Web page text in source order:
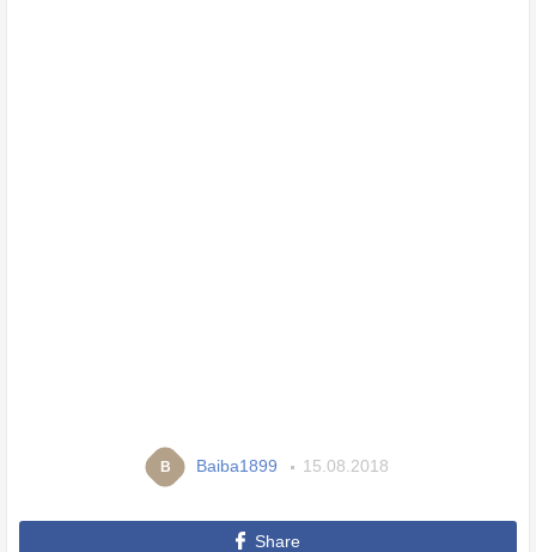
B Baiba1899 15.08.2018
Share